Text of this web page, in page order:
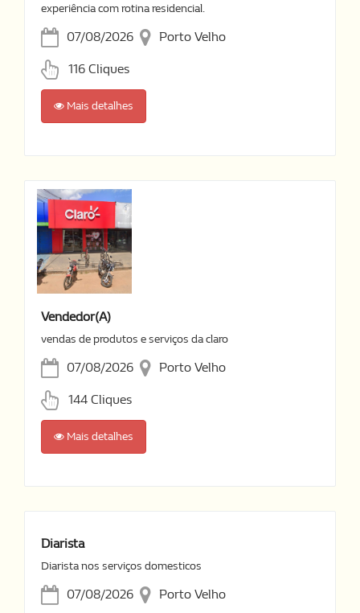
experiência com rotina residencial.
07/08/2026 Porto Velho
116 Cliques
Mais detalhes
Vendedor(a)
vendas de produtos e serviços da claro
07/08/2026 Porto Velho
144 Cliques
Mais detalhes
Diarista
Diarista nos serviços domesticos
07/08/2026 Porto Velho